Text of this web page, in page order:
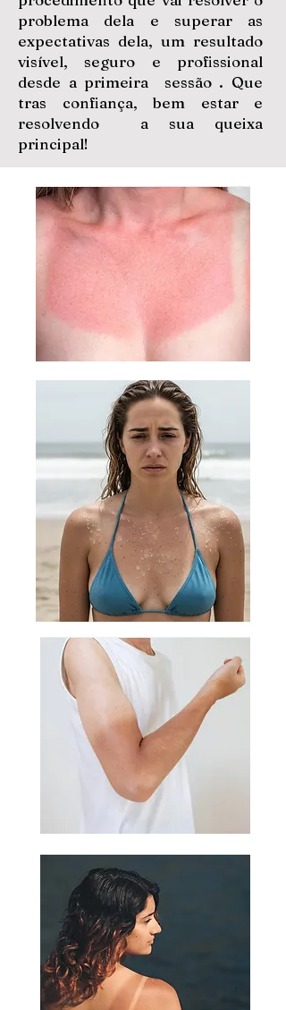
problema dela e superar as
expectativas dela, um resultado
visível, seguro e profissional
desde a primeira sessão . Que
tras confiança, bem estar e
resolvendo a sua queixa
principal!